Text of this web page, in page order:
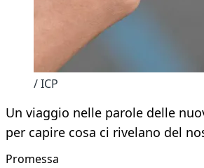
/ ICP
Un viaggio nelle parole delle
per capire cosa ci rivelano del
Promessa